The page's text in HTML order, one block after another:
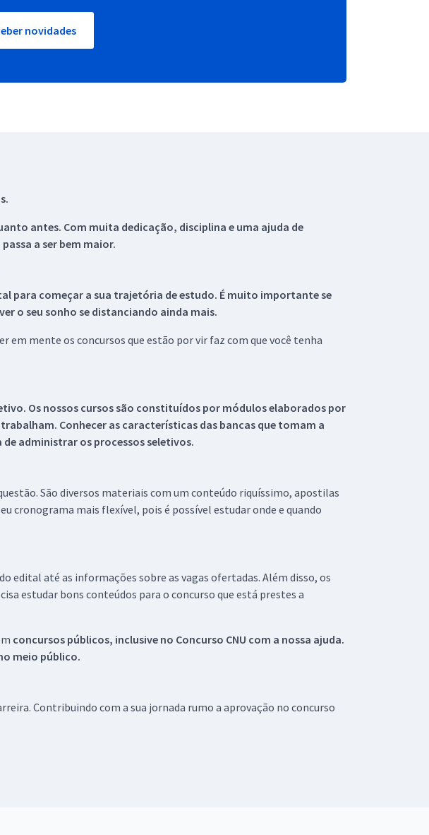
novidades
antes. Com muita dedicação, disciplina e uma ajuda de
a ser bem maior.
para começar a sua trajetória de estudo. É muito importante se
o seu sonho se distanciando ainda mais.
em mente os concursos que estão por vir faz com que você tenha
Os nossos cursos são constituídos por módulos elaborados por
Conhecer as características das bancas que tomam a
administrar os processos seletivos.
São diversos materiais com um conteúdo riquíssimo, apostilas
cronograma mais flexível, pois é possível estudar onde e quando
edital até as informações sobre as vagas ofertadas. Além disso, os
estudar bons conteúdos para o concurso que está prestes a
concursos públicos, inclusive no Concurso CNU com a nossa ajuda.
meio público.
Contribuindo com a sua jornada rumo a aprovação no concurso